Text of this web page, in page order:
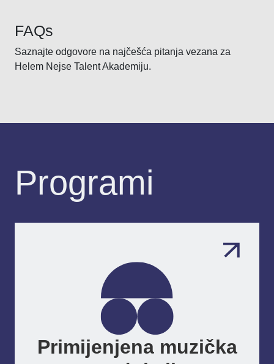
FAQs
Saznajte odgovore na najčešća pitanja vezana za
Helem Nejse Talent Akademiju.
Programi
Primijenjena muzička